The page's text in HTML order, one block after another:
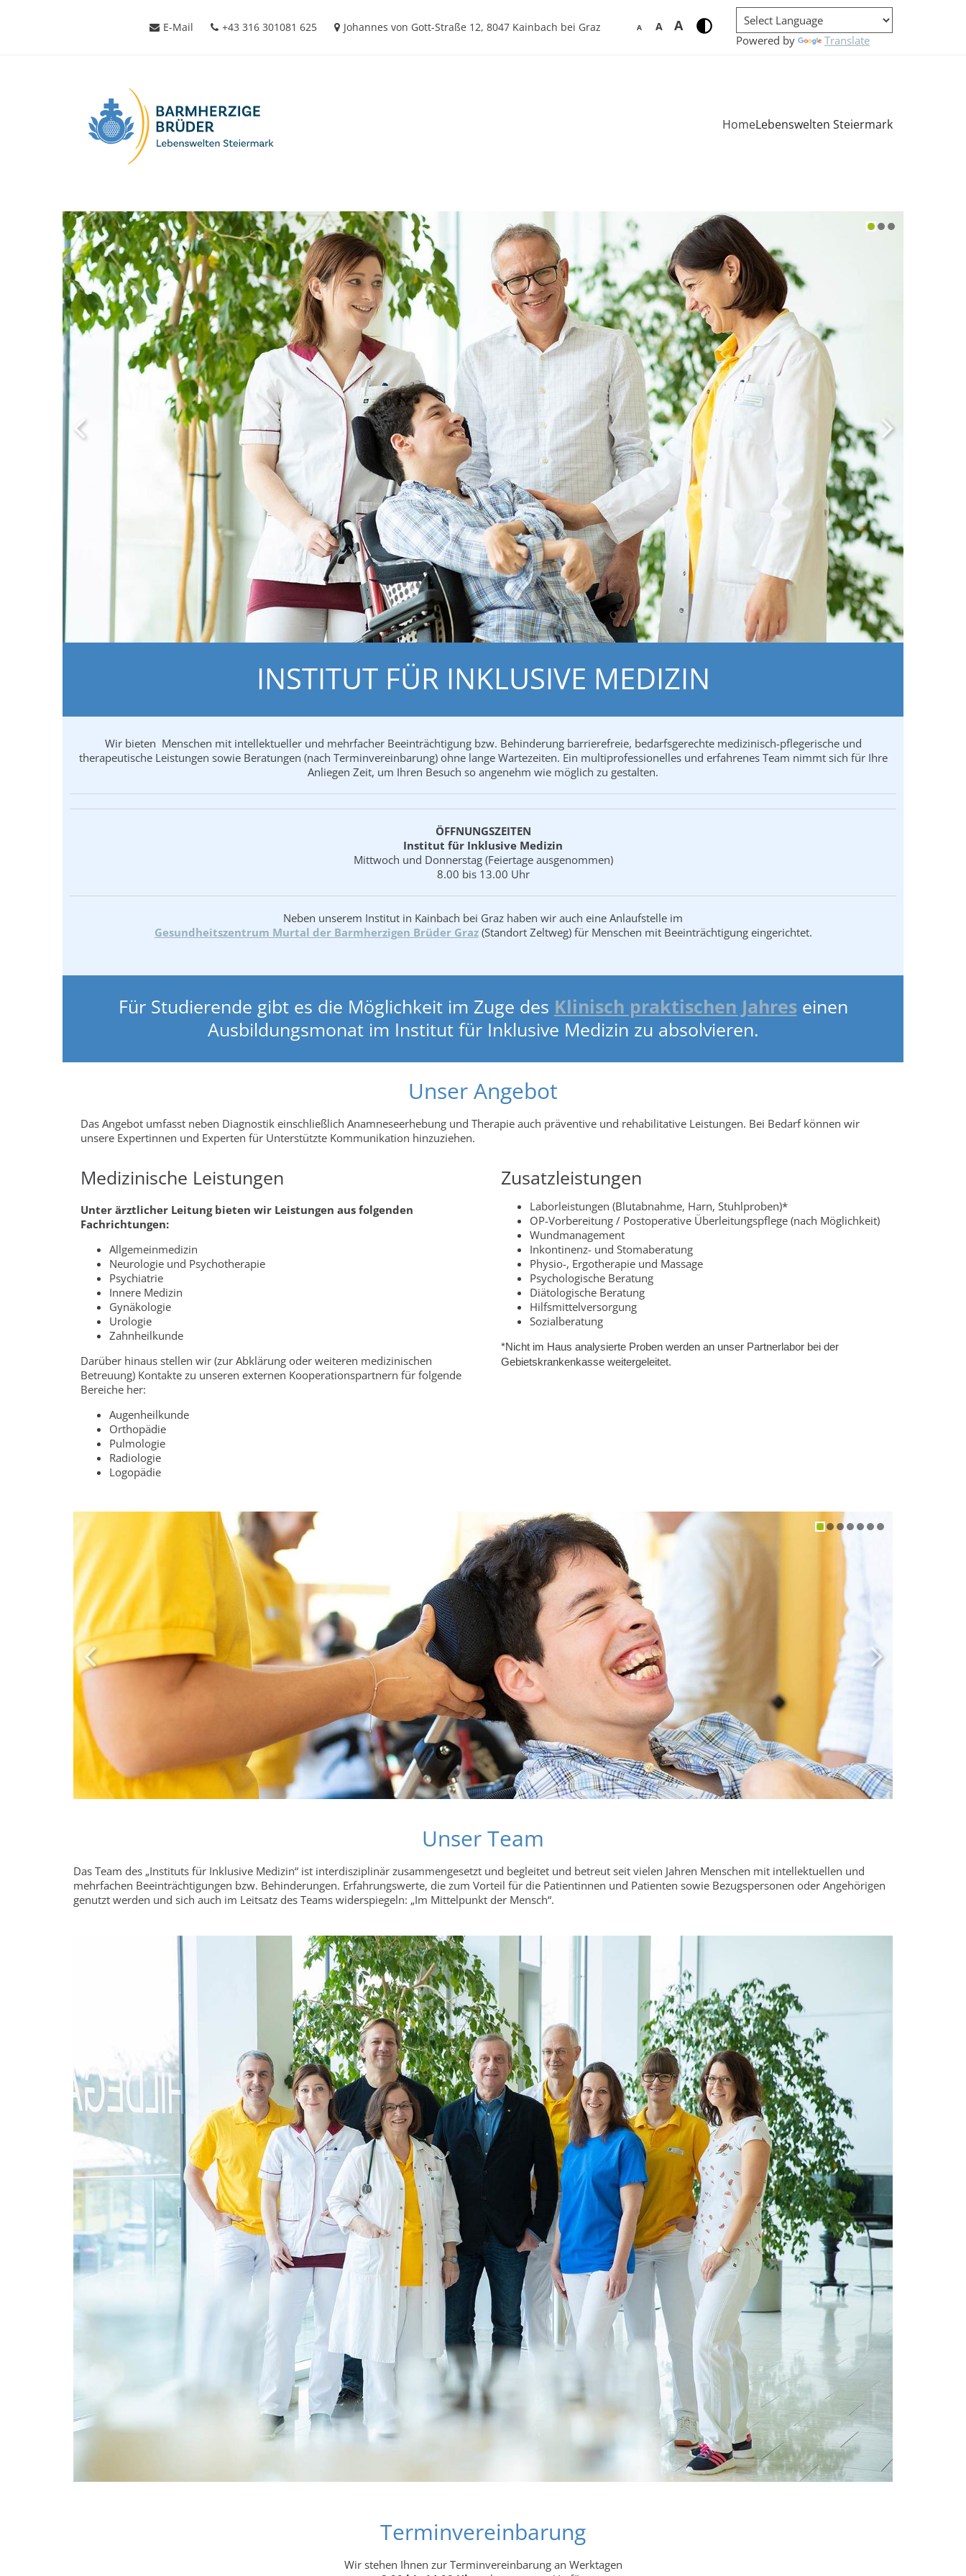
E-Mail +43 316 301081 625 Johannes von Gott-Straße 12, 8047 Kainbach bei Graz A A A
Powered by Translate
HomeLebenswelten Steiermark
INSTITUT FÜR INKLUSIVE MEDIZIN
Wir bieten Menschen mit intellektueller und mehrfacher Beeinträchtigung bzw. Behinderung barrierefreie, bedarfsgerechte medizinisch-pflegerische und
therapeutische Leistungen sowie Beratungen (nach Terminvereinbarung) ohne lange Wartezeiten. Ein multiprofessionelles und erfahrenes Team nimmt sich für Ihre
Anliegen Zeit, um Ihren Besuch so angenehm wie möglich zu gestalten.
ÖFFNUNGSZEITEN
Institut für Inklusive Medizin
Mittwoch und Donnerstag (Feiertage ausgenommen)
8.00 bis 13.00 Uhr
Neben unserem Institut in Kainbach bei Graz haben wir auch eine Anlaufstelle im
Gesundheitszentrum Murtal der Barmherzigen Brüder Graz(Standort Zeltweg) für Menschen mit Beeinträchtigung eingerichtet.
Für Studierende gibt es die Möglichkeit im Zuge des Klinisch praktischen Jahreseinen
Ausbildungsmonat im Institut für Inklusive Medizin zu absolvieren.
Unser Angebot
Das Angebot umfasst neben Diagnostik einschließlich Anamneseerhebung und Therapie auch präventive und rehabilitative Leistungen. Bei Bedarf können wir
unsere Expertinnen und Experten für Unterstützte Kommunikation hinzuziehen.
Medizinische Leistungen
Unter ärztlicher Leitung bieten wir Leistungen aus folgenden
Fachrichtungen:
Allgemeinmedizin
Neurologie und Psychotherapie
Psychiatrie
Innere Medizin
Gynäkologie
Urologie
Zahnheilkunde
Darüber hinaus stellen wir (zur Abklärung oder weiteren medizinischen
Betreuung) Kontakte zu unseren externen Kooperationspartnern für folgende
Bereiche her:
Augenheilkunde
Orthopädie
Pulmologie
Radiologie
Logopädie
Zusatzleistungen
Laborleistungen (Blutabnahme, Harn, Stuhlproben)*
OP-Vorbereitung / Postoperative Überleitungspflege (nach Möglichkeit)
Wundmanagement
Inkontinenz- und Stomaberatung
Physio-, Ergotherapie und Massage
Psychologische Beratung
Diätologische Beratung
Hilfsmittelversorgung
Sozialberatung
*Nicht im Haus analysierte Proben werden an unser Partnerlabor bei der
Gebietskrankenkasse weitergeleitet.
Unser Team
Das Team des „Instituts für Inklusive Medizin“ ist interdisziplinär zusammengesetzt und begleitet und betreut seit vielen Jahren Menschen mit intellektuellen und
mehrfachen Beeinträchtigungen bzw. Behinderungen. Erfahrungswerte, die zum Vorteil für die Patientinnen und Patienten sowie Bezugspersonen oder Angehörigen
genutzt werden und sich auch im Leitsatz des Teams widerspiegeln: „Im Mittelpunkt der Mensch“.
Terminvereinbarung
Wir stehen Ihnen zur Terminvereinbarung an Werktagen